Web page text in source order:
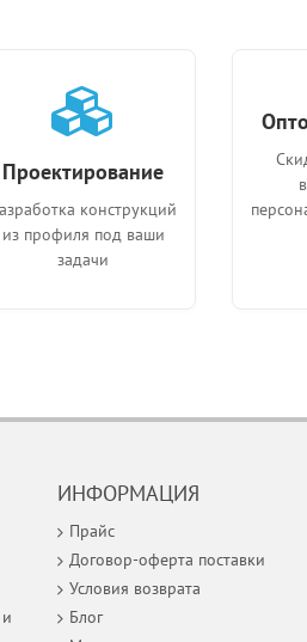
Проектирование
конструкций
из профиля под ваши
задачи
ИНФОРМАЦИЯ
Прайс
Договор-оферта поставки
Условия возврата
Блог